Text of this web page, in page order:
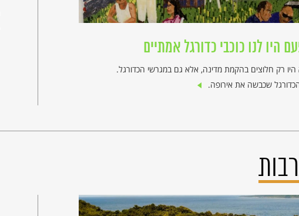
היו לנו כוכבי כדורגל אמתיים
רק חלוצים בהקמת מדינה, אלא גם במגרשי הכדורגל.
שכבשה את אירופה.